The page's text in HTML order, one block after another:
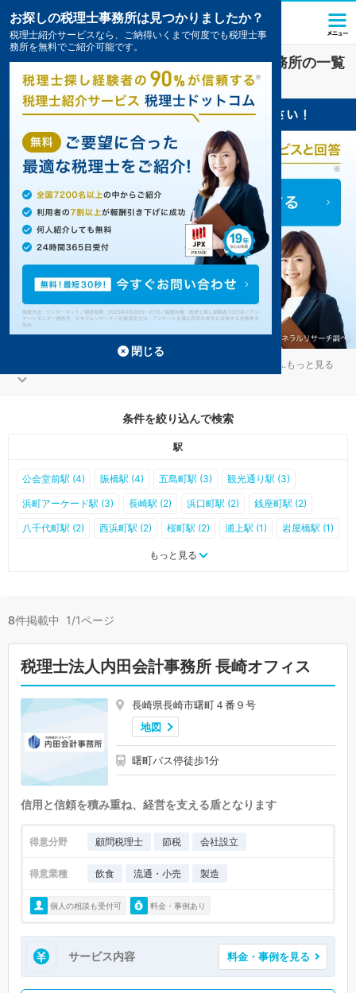
長崎市で節税対策を扱う税理士・会計事務所の一覧
8件掲載中
...もっと見る
条件を絞り込んで検索
駅
公会堂前駅 (4) 賑橋駅 (4) 五島町駅 (3) 観光通り駅 (3)
浜町アーケード駅 (3) 長崎駅 (2) 浜口町駅 (2) 銭座町駅 (2)
八千代町駅 (2) 西浜町駅 (2) 桜町駅 (2) 浦上駅 (1) 岩屋橋駅 (1)
松山町駅 (1)
西浦上駅 (0) 赤迫駅 (0)
蛍茶屋駅 (0) 新中川町駅 (0) 新大工町駅 (0) 市民病院前駅 (0)
大浦海岸通り駅 (0) 大浦天主堂下駅 (0) 石橋駅 (0)
もっと見る
8件掲載中 1/1ページ
税理士法人内田会計事務所 長崎オフィス
長崎県長崎市曙町４番９号
地図
曙町バス停徒歩1分
信用と信頼を積み重ね、経営を支える盾となります
得意分野 顧問税理士 節税 会社設立
得意業種 飲食 流通・小売 製造
個人の相談も受付可 料金・事例あり
サービス内容 料金・事例を見る
お探しの税理士事務所は見つかりましたか？
税理士紹介サービスなら、ご納得いくまで何度でも税理士事
務所を無料でご紹介可能です。
閉じる